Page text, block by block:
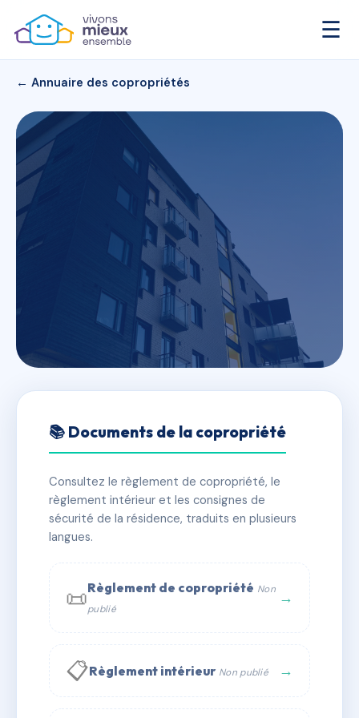
☰
← Annuaire des copropriétés
31-33 RIHOUR
✓ Immatriculée 🏠 7 lots 🏗 1 bâtiment(s)
📞 Contacter Syndic Digital
📚 Documents de la copropriété
Consultez le règlement de copropriété, le
règlement intérieur et les consignes de
sécurité de la résidence, traduits en plusieurs
langues.
📜Règlement de copropriété Non
publié
→
📋Règlement intérieur Non publié →